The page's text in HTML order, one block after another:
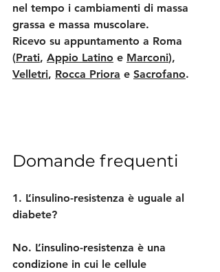
nel tempo i cambiamenti di massa
grassa e massa muscolare.
Ricevo su appuntamento a Roma
(Prati, Appio Latino e Marconi),
Velletri, Rocca Priora e Sacrofano.
Domande frequenti
1. L’insulino-resistenza è uguale al
diabete?
No. L’insulino-resistenza è una
condizione in cui le cellule